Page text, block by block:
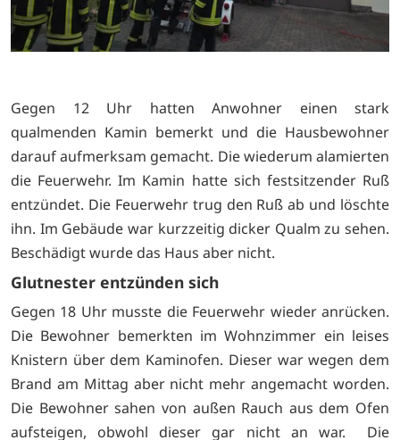
Gegen 12 Uhr hatten Anwohner einen stark
qualmenden Kamin bemerkt und die Hausbewohner
darauf aufmerksam gemacht. Die wiederum alamierten
die Feuerwehr. Im Kamin hatte sich festsitzender Ruß
entzündet. Die Feuerwehr trug den Ruß ab und löschte
ihn. Im Gebäude war kurzzeitig dicker Qualm zu sehen.
Beschädigt wurde das Haus aber nicht.
Glutnester entzünden sich
Gegen 18 Uhr musste die Feuerwehr wieder anrücken.
Die Bewohner bemerkten im Wohnzimmer ein leises
Knistern über dem Kaminofen. Dieser war wegen dem
Brand am Mittag aber nicht mehr angemacht worden.
Die Bewohner sahen von außen Rauch aus dem Ofen
aufsteigen, obwohl dieser gar nicht an war. Die